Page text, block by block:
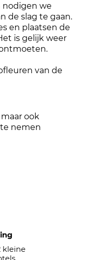
nodigen we
de slag te gaan.
en plaatsen de
is gelijk weer
van de
ook
nemen
kleine